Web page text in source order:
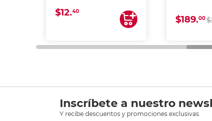
$12.40
$189.00
Inscríbete a nuestro
Y recibe descuentos y promociones exclusivas.